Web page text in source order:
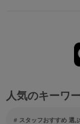
人気のキーワ
スタッフおすすめ 選